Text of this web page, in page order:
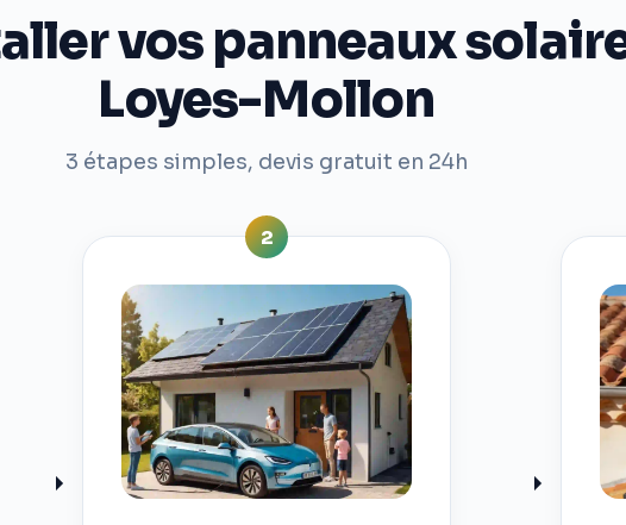
vos panneaux
Loyes-Mollon
3 étapes simples, devis gratuit en 24h
2